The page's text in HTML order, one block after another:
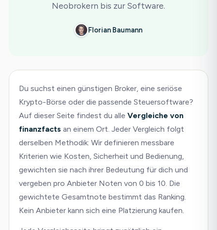
Neobrokern bis zur Software.
Florian Baumann
Du suchst einen günstigen Broker, eine seriöse
Krypto-Börse oder die passende Steuersoftware?
Auf dieser Seite findest du alle Vergleiche von
finanzfacts an einem Ort. Jeder Vergleich folgt
derselben Methodik: Wir definieren messbare
Kriterien wie Kosten, Sicherheit und Bedienung,
gewichten sie nach ihrer Bedeutung für dich und
vergeben pro Anbieter Noten von 0 bis 10. Die
gewichtete Gesamtnote bestimmt das Ranking.
Kein Anbieter kann sich eine Platzierung kaufen.